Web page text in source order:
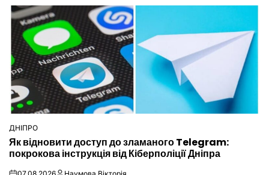
ОПУБЛІКУВАТИ
У
ДНІПРО
Як відновити доступ до зламаного Telegram:
покрокова інструкція від Кіберполіції Дніпра